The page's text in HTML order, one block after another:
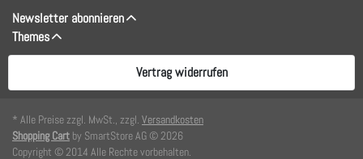
Newsletter abonnieren
Themes
Vertrag widerrufen
* Alle Preise zzgl. MwSt., zzgl. Versandkosten
Shopping Cart by SmartStore AG © 2026
Copyright © 2014 Alle Rechte vorbehalten.